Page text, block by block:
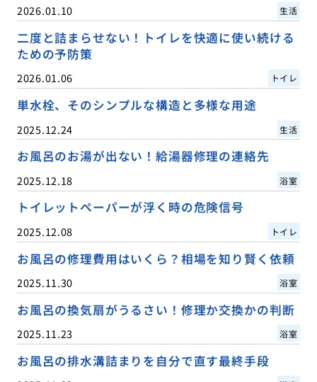
2026.01.10 生活
二度と詰まらせない！トイレを快適に使い続ける
ための予防策
2026.01.06 トイレ
単水栓、そのシンプルな構造と多様な用途
2025.12.24 生活
お風呂のお湯が出ない！給湯器修理の連絡先
2025.12.18 浴室
トイレットペーパーが浮く時の危険信号
2025.12.08 トイレ
お風呂の修理費用はいくら？相場を知り賢く依頼
2025.11.30 浴室
お風呂の換気扇がうるさい！修理か交換かの判断
2025.11.23 浴室
お風呂の排水溝詰まりを自分で直す最終手段